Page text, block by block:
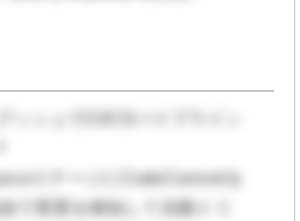
ッシュでCI/CDパイプライン
ステージにCodeCommitを
で変更を検知して自動トリ